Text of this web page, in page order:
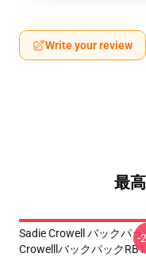
Write your review
最
Sadie Crowell バックパッ
Crowelllバックパック
-